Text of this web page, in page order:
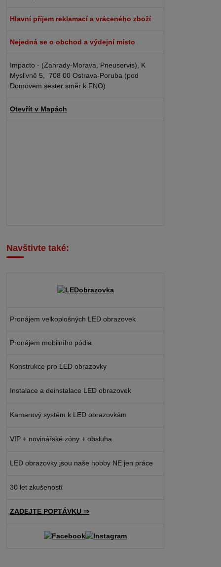
Hlavní příjem reklamací a vráceného zboží
Nejedná se o obchod a výdejní místo
Impacto - (Zahrady-Morava, Pneuservis), K
Myslivně 5, 708 00 Ostrava-Poruba (pod
Domovem sester směr k FNO)
Otevřít v Mapách
Navštivte také:
Pronájem velkoplošných LED obrazovek
Pronájem mobilního pódia
Konstrukce pro LED obrazovky
Instalace a deinstalace LED obrazovek
Kamerový systém k LED obrazovkám
VIP + novinářské zóny + obsluha
LED obrazovky jsou naše hobby NE jen práce
30 let zkušeností
ZADEJTE POPTÁVKU ⇒